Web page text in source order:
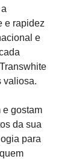
e rapidez
e
valiosa.
e gostam
da sua
para